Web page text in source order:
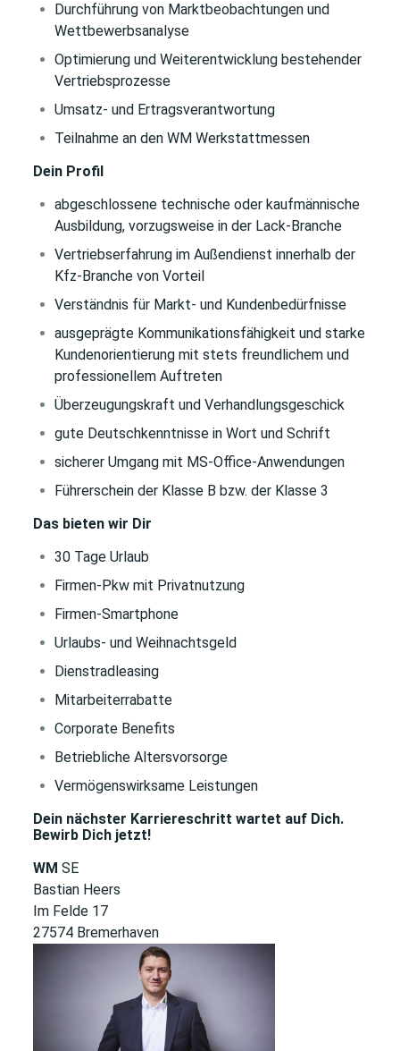
Durchführung von Marktbeobachtungen und
Wettbewerbsanalyse
Optimierung und Weiterentwicklung bestehender
Vertriebsprozesse
Umsatz- und Ertragsverantwortung
Teilnahme an den WM Werkstattmessen
Dein Profil
abgeschlossene technische oder kaufmännische
Ausbildung, vorzugsweise in der Lack-Branche
Vertriebserfahrung im Außendienst innerhalb der
Kfz-Branche von Vorteil
Verständnis für Markt- und Kundenbedürfnisse
ausgeprägte Kommunikationsfähigkeit und starke
Kundenorientierung mit stets freundlichem und
professionellem Auftreten
Überzeugungskraft und Verhandlungsgeschick
gute Deutschkenntnisse in Wort und Schrift
sicherer Umgang mit MS-Office-Anwendungen
Führerschein der Klasse B bzw. der Klasse 3
Das bieten wir Dir
30 Tage Urlaub
Firmen-Pkw mit Privatnutzung
Firmen-Smartphone
Urlaubs- und Weihnachtsgeld
Dienstradleasing
Mitarbeiterrabatte
Corporate Benefits
Betriebliche Altersvorsorge
Vermögenswirksame Leistungen
Dein nächster Karriereschritt wartet auf Dich.
Bewirb Dich jetzt!
WMSE
Bastian Heers
Im Felde 17
27574 Bremerhaven